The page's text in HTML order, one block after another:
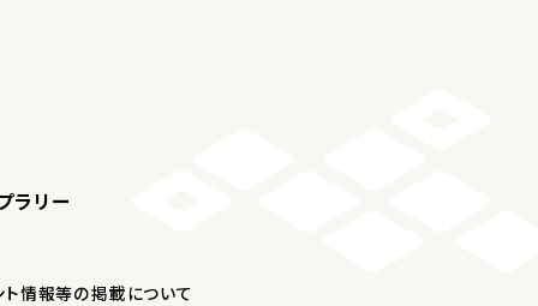
ラリー
ト情報等の掲載について